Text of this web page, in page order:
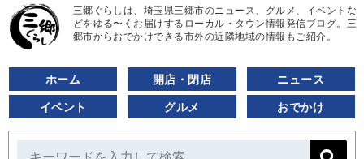
三郷ぐらしは、埼玉県三郷市のニュース、グルメ、イベントな
どをゆる〜くお届けするローカル・タウン情報発信ブログ。三
郷市からおでかけできる市外の近隣地域の情報もご紹介。
ホーム 開店・閉店 ニュース
イベント グルメ おでかけ